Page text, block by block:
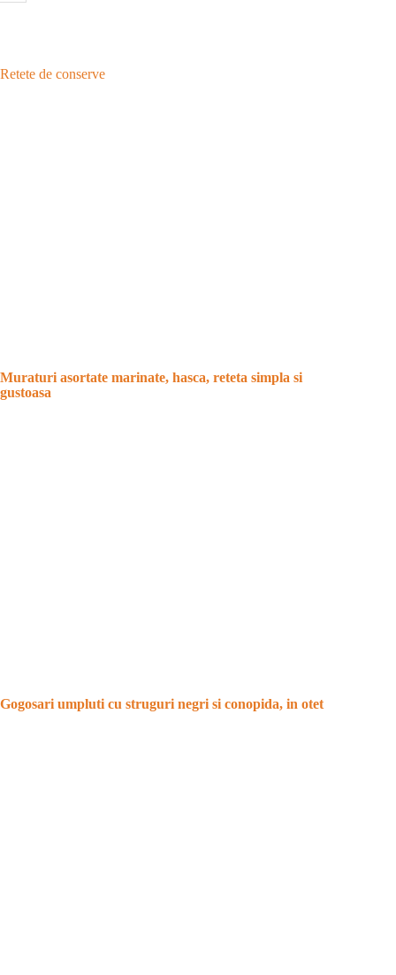
Retete de conserve
Muraturi asortate marinate, hasca, reteta simpla si
gustoasa
Gogosari umpluti cu struguri negri si conopida, in otet